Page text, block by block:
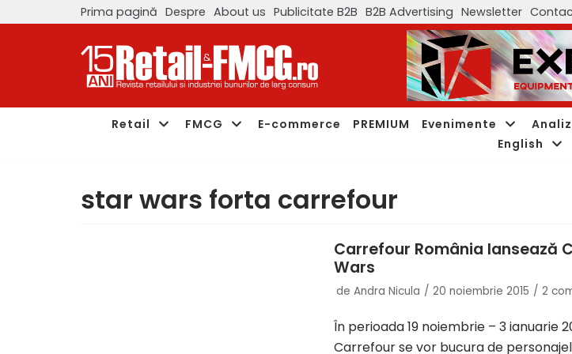
Prima pagină Despre About us Publicitate B2B B2B Advertising Newsletter
Retail FMCG E-commerce PREMIUM Evenimente
English
star wars forta carrefour
Carrefour România lansează
Wars
de Andra Nicula 20 noiembrie 2015 2
În perioada 19 noiembrie – 3 ianuarie
Carrefour se vor bucura de